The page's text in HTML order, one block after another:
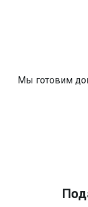
Мы готовим